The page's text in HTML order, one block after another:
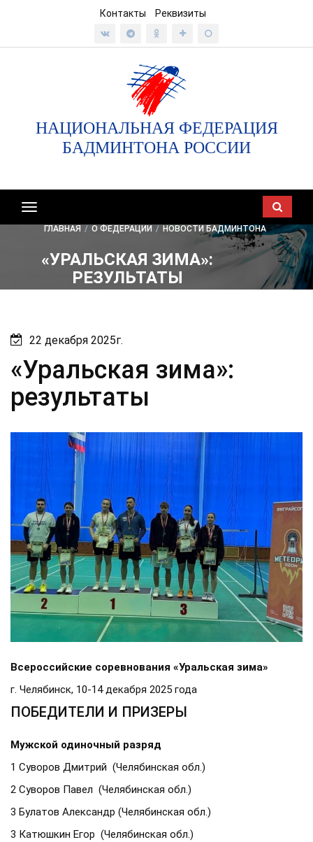
Контакты Реквизиты
НАЦИОНАЛЬНАЯ ФЕДЕРАЦИЯ
БАДМИНТОНА РОССИИ
Показать/
скрыть
ГЛАВНАЯ / О ФЕДЕРАЦИИ / НОВОСТИ БАДМИНТОНА
«УРАЛЬСКАЯ ЗИМА»:
РЕЗУЛЬТАТЫ
22 декабря 2025г.
«Уральская зима»:
результаты
Всероссийские соревнования «Уральская зима»
г. Челябинск, 10-14 декабря 2025 года
ПОБЕДИТЕЛИ И ПРИЗЕРЫ
Мужской одиночный разряд
1 Суворов Дмитрий (Челябинская обл.)
2 Суворов Павел (Челябинская обл.)
3 Булатов Александр (Челябинская обл.)
3 Катюшкин Егор (Челябинская обл.)